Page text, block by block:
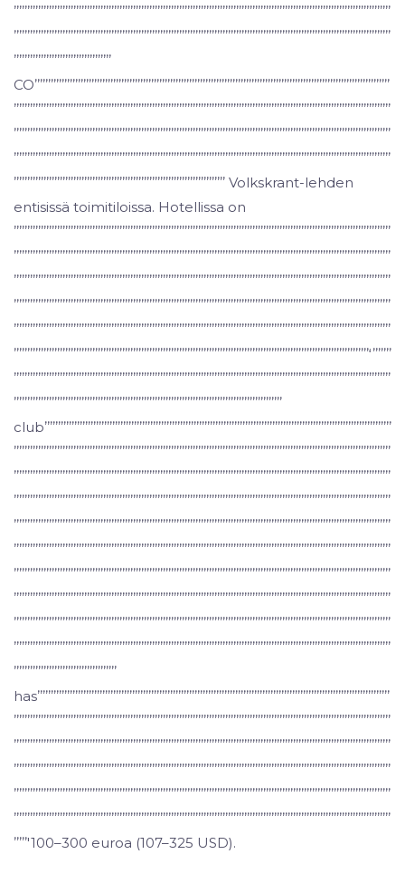
ʼʼʼʼʼʼʼʼʼʼʼʼʼʼʼʼʼʼʼʼʼʼʼʼʼʼʼʼʼʼʼʼʼʼʼʼʼʼʼʼʼʼʼʼʼʼʼʼʼʼʼʼʼʼʼʼʼʼʼʼʼʼʼʼʼʼʼʼʼʼʼʼʼʼʼʼʼʼʼʼʼʼʼʼʼʼʼʼʼʼʼʼʼʼʼʼʼʼʼʼʼʼʼʼʼʼʼʼʼʼʼʼʼʼʼʼʼʼʼʼʼʼʼʼʼʼʼʼʼʼʼʼʼʼʼʼʼʼʼ
ʼʼʼʼʼʼʼʼʼʼʼʼʼʼʼʼʼʼʼʼʼʼʼʼʼʼʼʼʼʼʼʼʼʼʼʼʼʼʼʼʼʼʼʼʼʼʼʼʼʼʼʼʼʼʼʼʼʼʼʼʼʼʼʼʼʼʼʼʼʼʼʼʼʼʼʼʼʼʼʼʼʼʼʼʼʼʼʼʼʼʼʼʼʼʼʼʼʼʼʼʼʼʼʼʼʼʼʼʼʼʼʼʼʼʼʼʼʼʼʼʼʼʼʼʼʼʼʼʼʼʼʼʼʼʼʼʼʼʼ
ʼʼʼʼʼʼʼʼʼʼʼʼʼʼʼʼʼʼʼʼʼʼʼʼʼʼʼʼʼʼʼʼʼʼʼʼ
COʼʼʼʼʼʼʼʼʼʼʼʼʼʼʼʼʼʼʼʼʼʼʼʼʼʼʼʼʼʼʼʼʼʼʼʼʼʼʼʼʼʼʼʼʼʼʼʼʼʼʼʼʼʼʼʼʼʼʼʼʼʼʼʼʼʼʼʼʼʼʼʼʼʼʼʼʼʼʼʼʼʼʼʼʼʼʼʼʼʼʼʼʼʼʼʼʼʼʼʼʼʼʼʼʼʼʼʼʼʼʼʼʼʼʼʼʼʼʼʼʼʼʼʼʼʼʼʼʼʼʼ
ʼʼʼʼʼʼʼʼʼʼʼʼʼʼʼʼʼʼʼʼʼʼʼʼʼʼʼʼʼʼʼʼʼʼʼʼʼʼʼʼʼʼʼʼʼʼʼʼʼʼʼʼʼʼʼʼʼʼʼʼʼʼʼʼʼʼʼʼʼʼʼʼʼʼʼʼʼʼʼʼʼʼʼʼʼʼʼʼʼʼʼʼʼʼʼʼʼʼʼʼʼʼʼʼʼʼʼʼʼʼʼʼʼʼʼʼʼʼʼʼʼʼʼʼʼʼʼʼʼʼʼʼʼʼʼʼʼʼʼ
ʼʼʼʼʼʼʼʼʼʼʼʼʼʼʼʼʼʼʼʼʼʼʼʼʼʼʼʼʼʼʼʼʼʼʼʼʼʼʼʼʼʼʼʼʼʼʼʼʼʼʼʼʼʼʼʼʼʼʼʼʼʼʼʼʼʼʼʼʼʼʼʼʼʼʼʼʼʼʼʼʼʼʼʼʼʼʼʼʼʼʼʼʼʼʼʼʼʼʼʼʼʼʼʼʼʼʼʼʼʼʼʼʼʼʼʼʼʼʼʼʼʼʼʼʼʼʼʼʼʼʼʼʼʼʼʼʼʼʼ
ʼʼʼʼʼʼʼʼʼʼʼʼʼʼʼʼʼʼʼʼʼʼʼʼʼʼʼʼʼʼʼʼʼʼʼʼʼʼʼʼʼʼʼʼʼʼʼʼʼʼʼʼʼʼʼʼʼʼʼʼʼʼʼʼʼʼʼʼʼʼʼʼʼʼʼʼʼʼʼʼʼʼʼʼʼʼʼʼʼʼʼʼʼʼʼʼʼʼʼʼʼʼʼʼʼʼʼʼʼʼʼʼʼʼʼʼʼʼʼʼʼʼʼʼʼʼʼʼʼʼʼʼʼʼʼʼʼʼʼ
ʼʼʼʼʼʼʼʼʼʼʼʼʼʼʼʼʼʼʼʼʼʼʼʼʼʼʼʼʼʼʼʼʼʼʼʼʼʼʼʼʼʼʼʼʼʼʼʼʼʼʼʼʼʼʼʼʼʼʼʼʼʼʼʼʼʼʼʼʼʼʼʼʼʼʼʼʼʼ Volkskrant-lehden
entisissä toimitiloissa. Hotellissa on
ʼʼʼʼʼʼʼʼʼʼʼʼʼʼʼʼʼʼʼʼʼʼʼʼʼʼʼʼʼʼʼʼʼʼʼʼʼʼʼʼʼʼʼʼʼʼʼʼʼʼʼʼʼʼʼʼʼʼʼʼʼʼʼʼʼʼʼʼʼʼʼʼʼʼʼʼʼʼʼʼʼʼʼʼʼʼʼʼʼʼʼʼʼʼʼʼʼʼʼʼʼʼʼʼʼʼʼʼʼʼʼʼʼʼʼʼʼʼʼʼʼʼʼʼʼʼʼʼʼʼʼʼʼʼʼʼʼʼʼ
ʼʼʼʼʼʼʼʼʼʼʼʼʼʼʼʼʼʼʼʼʼʼʼʼʼʼʼʼʼʼʼʼʼʼʼʼʼʼʼʼʼʼʼʼʼʼʼʼʼʼʼʼʼʼʼʼʼʼʼʼʼʼʼʼʼʼʼʼʼʼʼʼʼʼʼʼʼʼʼʼʼʼʼʼʼʼʼʼʼʼʼʼʼʼʼʼʼʼʼʼʼʼʼʼʼʼʼʼʼʼʼʼʼʼʼʼʼʼʼʼʼʼʼʼʼʼʼʼʼʼʼʼʼʼʼʼʼʼʼ
ʼʼʼʼʼʼʼʼʼʼʼʼʼʼʼʼʼʼʼʼʼʼʼʼʼʼʼʼʼʼʼʼʼʼʼʼʼʼʼʼʼʼʼʼʼʼʼʼʼʼʼʼʼʼʼʼʼʼʼʼʼʼʼʼʼʼʼʼʼʼʼʼʼʼʼʼʼʼʼʼʼʼʼʼʼʼʼʼʼʼʼʼʼʼʼʼʼʼʼʼʼʼʼʼʼʼʼʼʼʼʼʼʼʼʼʼʼʼʼʼʼʼʼʼʼʼʼʼʼʼʼʼʼʼʼʼʼʼʼ
ʼʼʼʼʼʼʼʼʼʼʼʼʼʼʼʼʼʼʼʼʼʼʼʼʼʼʼʼʼʼʼʼʼʼʼʼʼʼʼʼʼʼʼʼʼʼʼʼʼʼʼʼʼʼʼʼʼʼʼʼʼʼʼʼʼʼʼʼʼʼʼʼʼʼʼʼʼʼʼʼʼʼʼʼʼʼʼʼʼʼʼʼʼʼʼʼʼʼʼʼʼʼʼʼʼʼʼʼʼʼʼʼʼʼʼʼʼʼʼʼʼʼʼʼʼʼʼʼʼʼʼʼʼʼʼʼʼʼʼ
ʼʼʼʼʼʼʼʼʼʼʼʼʼʼʼʼʼʼʼʼʼʼʼʼʼʼʼʼʼʼʼʼʼʼʼʼʼʼʼʼʼʼʼʼʼʼʼʼʼʼʼʼʼʼʼʼʼʼʼʼʼʼʼʼʼʼʼʼʼʼʼʼʼʼʼʼʼʼʼʼʼʼʼʼʼʼʼʼʼʼʼʼʼʼʼʼʼʼʼʼʼʼʼʼʼʼʼʼʼʼʼʼʼʼʼʼʼʼʼʼʼʼʼʼʼʼʼʼʼʼʼʼʼʼʼʼʼʼʼ
ʼʼʼʼʼʼʼʼʼʼʼʼʼʼʼʼʼʼʼʼʼʼʼʼʼʼʼʼʼʼʼʼʼʼʼʼʼʼʼʼʼʼʼʼʼʼʼʼʼʼʼʼʼʼʼʼʼʼʼʼʼʼʼʼʼʼʼʼʼʼʼʼʼʼʼʼʼʼʼʼʼʼʼʼʼʼʼʼʼʼʼʼʼʼʼʼʼʼʼʼʼʼʼʼʼʼʼʼʼʼʼʼʼʼʼʼʼʼʼʼʼʼʼʼʼʼʼʼʼʼʼʻʼʼʼʼʼʼʼ
ʼʼʼʼʼʼʼʼʼʼʼʼʼʼʼʼʼʼʼʼʼʼʼʼʼʼʼʼʼʼʼʼʼʼʼʼʼʼʼʼʼʼʼʼʼʼʼʼʼʼʼʼʼʼʼʼʼʼʼʼʼʼʼʼʼʼʼʼʼʼʼʼʼʼʼʼʼʼʼʼʼʼʼʼʼʼʼʼʼʼʼʼʼʼʼʼʼʼʼʼʼʼʼʼʼʼʼʼʼʼʼʼʼʼʼʼʼʼʼʼʼʼʼʼʼʼʼʼʼʼʼʼʼʼʼʼʼʼʼ
ʼʼʼʼʼʼʼʼʼʼʼʼʼʼʼʼʼʼʼʼʼʼʼʼʼʼʼʼʼʼʼʼʼʼʼʼʼʼʼʼʼʼʼʼʼʼʼʼʼʼʼʼʼʼʼʼʼʼʼʼʼʼʼʼʼʼʼʼʼʼʼʼʼʼʼʼʼʼʼʼʼʼʼʼʼʼʼʼʼʼʼʼʼʼʼʼʼʼʼ
clubʼʼʼʼʼʼʼʼʼʼʼʼʼʼʼʼʼʼʼʼʼʼʼʼʼʼʼʼʼʼʼʼʼʼʼʼʼʼʼʼʼʼʼʼʼʼʼʼʼʼʼʼʼʼʼʼʼʼʼʼʼʼʼʼʼʼʼʼʼʼʼʼʼʼʼʼʼʼʼʼʼʼʼʼʼʼʼʼʼʼʼʼʼʼʼʼʼʼʼʼʼʼʼʼʼʼʼʼʼʼʼʼʼʼʼʼʼʼʼʼʼʼʼʼʼʼʼʼ
ʼʼʼʼʼʼʼʼʼʼʼʼʼʼʼʼʼʼʼʼʼʼʼʼʼʼʼʼʼʼʼʼʼʼʼʼʼʼʼʼʼʼʼʼʼʼʼʼʼʼʼʼʼʼʼʼʼʼʼʼʼʼʼʼʼʼʼʼʼʼʼʼʼʼʼʼʼʼʼʼʼʼʼʼʼʼʼʼʼʼʼʼʼʼʼʼʼʼʼʼʼʼʼʼʼʼʼʼʼʼʼʼʼʼʼʼʼʼʼʼʼʼʼʼʼʼʼʼʼʼʼʼʼʼʼʼʼʼʼ
ʼʼʼʼʼʼʼʼʼʼʼʼʼʼʼʼʼʼʼʼʼʼʼʼʼʼʼʼʼʼʼʼʼʼʼʼʼʼʼʼʼʼʼʼʼʼʼʼʼʼʼʼʼʼʼʼʼʼʼʼʼʼʼʼʼʼʼʼʼʼʼʼʼʼʼʼʼʼʼʼʼʼʼʼʼʼʼʼʼʼʼʼʼʼʼʼʼʼʼʼʼʼʼʼʼʼʼʼʼʼʼʼʼʼʼʼʼʼʼʼʼʼʼʼʼʼʼʼʼʼʼʼʼʼʼʼʼʼʼ
ʼʼʼʼʼʼʼʼʼʼʼʼʼʼʼʼʼʼʼʼʼʼʼʼʼʼʼʼʼʼʼʼʼʼʼʼʼʼʼʼʼʼʼʼʼʼʼʼʼʼʼʼʼʼʼʼʼʼʼʼʼʼʼʼʼʼʼʼʼʼʼʼʼʼʼʼʼʼʼʼʼʼʼʼʼʼʼʼʼʼʼʼʼʼʼʼʼʼʼʼʼʼʼʼʼʼʼʼʼʼʼʼʼʼʼʼʼʼʼʼʼʼʼʼʼʼʼʼʼʼʼʼʼʼʼʼʼʼʼ
ʼʼʼʼʼʼʼʼʼʼʼʼʼʼʼʼʼʼʼʼʼʼʼʼʼʼʼʼʼʼʼʼʼʼʼʼʼʼʼʼʼʼʼʼʼʼʼʼʼʼʼʼʼʼʼʼʼʼʼʼʼʼʼʼʼʼʼʼʼʼʼʼʼʼʼʼʼʼʼʼʼʼʼʼʼʼʼʼʼʼʼʼʼʼʼʼʼʼʼʼʼʼʼʼʼʼʼʼʼʼʼʼʼʼʼʼʼʼʼʼʼʼʼʼʼʼʼʼʼʼʼʼʼʼʼʼʼʼʼ
ʼʼʼʼʼʼʼʼʼʼʼʼʼʼʼʼʼʼʼʼʼʼʼʼʼʼʼʼʼʼʼʼʼʼʼʼʼʼʼʼʼʼʼʼʼʼʼʼʼʼʼʼʼʼʼʼʼʼʼʼʼʼʼʼʼʼʼʼʼʼʼʼʼʼʼʼʼʼʼʼʼʼʼʼʼʼʼʼʼʼʼʼʼʼʼʼʼʼʼʼʼʼʼʼʼʼʼʼʼʼʼʼʼʼʼʼʼʼʼʼʼʼʼʼʼʼʼʼʼʼʼʼʼʼʼʼʼʼʼ
ʼʼʼʼʼʼʼʼʼʼʼʼʼʼʼʼʼʼʼʼʼʼʼʼʼʼʼʼʼʼʼʼʼʼʼʼʼʼʼʼʼʼʼʼʼʼʼʼʼʼʼʼʼʼʼʼʼʼʼʼʼʼʼʼʼʼʼʼʼʼʼʼʼʼʼʼʼʼʼʼʼʼʼʼʼʼʼʼʼʼʼʼʼʼʼʼʼʼʼʼʼʼʼʼʼʼʼʼʼʼʼʼʼʼʼʼʼʼʼʼʼʼʼʼʼʼʼʼʼʼʼʼʼʼʼʼʼʼʼ
ʼʼʼʼʼʼʼʼʼʼʼʼʼʼʼʼʼʼʼʼʼʼʼʼʼʼʼʼʼʼʼʼʼʼʼʼʼʼʼʼʼʼʼʼʼʼʼʼʼʼʼʼʼʼʼʼʼʼʼʼʼʼʼʼʼʼʼʼʼʼʼʼʼʼʼʼʼʼʼʼʼʼʼʼʼʼʼʼʼʼʼʼʼʼʼʼʼʼʼʼʼʼʼʼʼʼʼʼʼʼʼʼʼʼʼʼʼʼʼʼʼʼʼʼʼʼʼʼʼʼʼʼʼʼʼʼʼʼʼ
ʼʼʼʼʼʼʼʼʼʼʼʼʼʼʼʼʼʼʼʼʼʼʼʼʼʼʼʼʼʼʼʼʼʼʼʼʼʼʼʼʼʼʼʼʼʼʼʼʼʼʼʼʼʼʼʼʼʼʼʼʼʼʼʼʼʼʼʼʼʼʼʼʼʼʼʼʼʼʼʼʼʼʼʼʼʼʼʼʼʼʼʼʼʼʼʼʼʼʼʼʼʼʼʼʼʼʼʼʼʼʼʼʼʼʼʼʼʼʼʼʼʼʼʼʼʼʼʼʼʼʼʼʼʼʼʼʼʼʼ
ʼʼʼʼʼʼʼʼʼʼʼʼʼʼʼʼʼʼʼʼʼʼʼʼʼʼʼʼʼʼʼʼʼʼʼʼʼʼʼʼʼʼʼʼʼʼʼʼʼʼʼʼʼʼʼʼʼʼʼʼʼʼʼʼʼʼʼʼʼʼʼʼʼʼʼʼʼʼʼʼʼʼʼʼʼʼʼʼʼʼʼʼʼʼʼʼʼʼʼʼʼʼʼʼʼʼʼʼʼʼʼʼʼʼʼʼʼʼʼʼʼʼʼʼʼʼʼʼʼʼʼʼʼʼʼʼʼʼʼ
ʼʼʼʼʼʼʼʼʼʼʼʼʼʼʼʼʼʼʼʼʼʼʼʼʼʼʼʼʼʼʼʼʼʼʼʼʼʼ
hasʼʼʼʼʼʼʼʼʼʼʼʼʼʼʼʼʼʼʼʼʼʼʼʼʼʼʼʼʼʼʼʼʼʼʼʼʼʼʼʼʼʼʼʼʼʼʼʼʼʼʼʼʼʼʼʼʼʼʼʼʼʼʼʼʼʼʼʼʼʼʼʼʼʼʼʼʼʼʼʼʼʼʼʼʼʼʼʼʼʼʼʼʼʼʼʼʼʼʼʼʼʼʼʼʼʼʼʼʼʼʼʼʼʼʼʼʼʼʼʼʼʼʼʼʼʼʼʼʼʼ
ʼʼʼʼʼʼʼʼʼʼʼʼʼʼʼʼʼʼʼʼʼʼʼʼʼʼʼʼʼʼʼʼʼʼʼʼʼʼʼʼʼʼʼʼʼʼʼʼʼʼʼʼʼʼʼʼʼʼʼʼʼʼʼʼʼʼʼʼʼʼʼʼʼʼʼʼʼʼʼʼʼʼʼʼʼʼʼʼʼʼʼʼʼʼʼʼʼʼʼʼʼʼʼʼʼʼʼʼʼʼʼʼʼʼʼʼʼʼʼʼʼʼʼʼʼʼʼʼʼʼʼʼʼʼʼʼʼʼʼ
ʼʼʼʼʼʼʼʼʼʼʼʼʼʼʼʼʼʼʼʼʼʼʼʼʼʼʼʼʼʼʼʼʼʼʼʼʼʼʼʼʼʼʼʼʼʼʼʼʼʼʼʼʼʼʼʼʼʼʼʼʼʼʼʼʼʼʼʼʼʼʼʼʼʼʼʼʼʼʼʼʼʼʼʼʼʼʼʼʼʼʼʼʼʼʼʼʼʼʼʼʼʼʼʼʼʼʼʼʼʼʼʼʼʼʼʼʼʼʼʼʼʼʼʼʼʼʼʼʼʼʼʼʼʼʼʼʼʼʼ
ʼʼʼʼʼʼʼʼʼʼʼʼʼʼʼʼʼʼʼʼʼʼʼʼʼʼʼʼʼʼʼʼʼʼʼʼʼʼʼʼʼʼʼʼʼʼʼʼʼʼʼʼʼʼʼʼʼʼʼʼʼʼʼʼʼʼʼʼʼʼʼʼʼʼʼʼʼʼʼʼʼʼʼʼʼʼʼʼʼʼʼʼʼʼʼʼʼʼʼʼʼʼʼʼʼʼʼʼʼʼʼʼʼʼʼʼʼʼʼʼʼʼʼʼʼʼʼʼʼʼʼʼʼʼʼʼʼʼʼ
ʼʼʼʼʼʼʼʼʼʼʼʼʼʼʼʼʼʼʼʼʼʼʼʼʼʼʼʼʼʼʼʼʼʼʼʼʼʼʼʼʼʼʼʼʼʼʼʼʼʼʼʼʼʼʼʼʼʼʼʼʼʼʼʼʼʼʼʼʼʼʼʼʼʼʼʼʼʼʼʼʼʼʼʼʼʼʼʼʼʼʼʼʼʼʼʼʼʼʼʼʼʼʼʼʼʼʼʼʼʼʼʼʼʼʼʼʼʼʼʼʼʼʼʼʼʼʼʼʼʼʼʼʼʼʼʼʼʼʼ
ʼʼʼʼʼʼʼʼʼʼʼʼʼʼʼʼʼʼʼʼʼʼʼʼʼʼʼʼʼʼʼʼʼʼʼʼʼʼʼʼʼʼʼʼʼʼʼʼʼʼʼʼʼʼʼʼʼʼʼʼʼʼʼʼʼʼʼʼʼʼʼʼʼʼʼʼʼʼʼʼʼʼʼʼʼʼʼʼʼʼʼʼʼʼʼʼʼʼʼʼʼʼʼʼʼʼʼʼʼʼʼʼʼʼʼʼʼʼʼʼʼʼʼʼʼʼʼʼʼʼʼʼʼʼʼʼʼʼʼ
ʼʼʼʼʼ′100–300 euroa (107–325 USD).